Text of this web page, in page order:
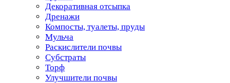
Декоративная отсыпка
Дренажи
Компосты, туалеты, пруды
Мульча
Раскислители почвы
Субстраты
Торф
Улучшители почвы